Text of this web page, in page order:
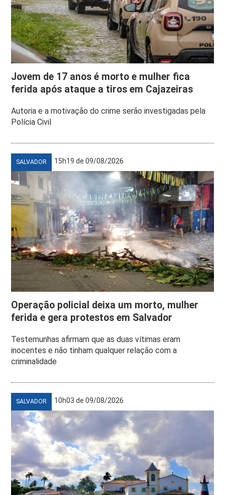
Jovem de 17 anos é morto e mulher fica
ferida após ataque a tiros em Cajazeiras
Autoria e a motivação do crime serão investigadas pela
Polícia Civil
SALVADOR 15h19 de 09/08/2026
Operação policial deixa um morto, mulher
ferida e gera protestos em Salvador
Testemunhas afirmam que as duas vítimas eram
inocentes e não tinham qualquer relação com a
criminalidade
SALVADOR 10h03 de 09/08/2026